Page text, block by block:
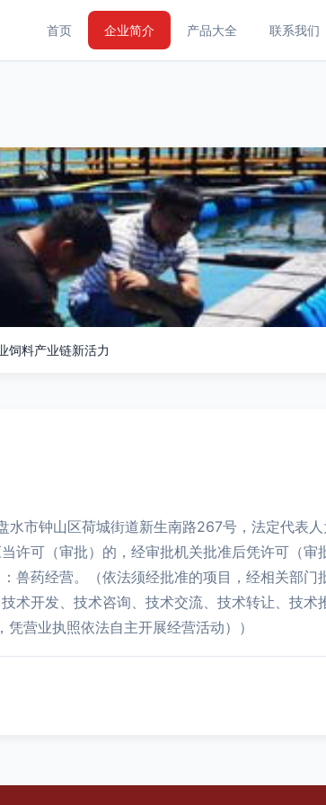
首页 企业简介 产品大全 联系我们
饲料产业链新活力
市钟山区荷城街道新生南路267号，法定代表
许可（审批）的，经审批机关批准后凭许可（审
兽药经营。（依法须经批准的项目，经相关部门
术开发、技术咨询、技术交流、技术转让、技术
营业执照依法自主开展经营活动））